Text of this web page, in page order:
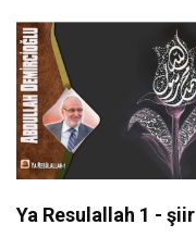
Ya Resulallah 1 - şiir